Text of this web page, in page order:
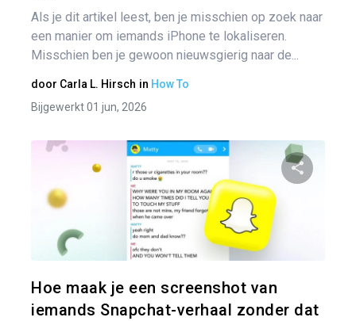
Als je dit artikel leest, ben je misschien op zoek naar
een manier om iemands iPhone te lokaliseren.
Misschien ben je gewoon nieuwsgierig naar de...
door Carla L. Hirsch in How To
Bijgewerkt 01 jun, 2026
Hoe maak je een screenshot van
iemands Snapchat-verhaal zonder dat